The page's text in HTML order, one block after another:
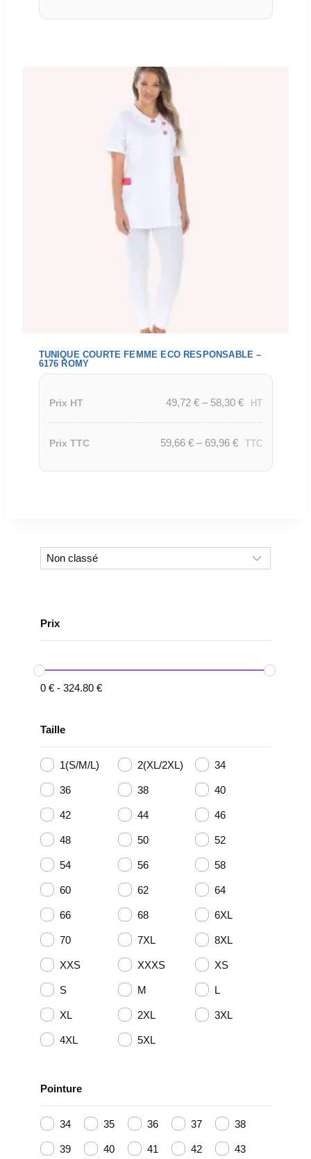
TUNIQUE COURTE FEMME ECO RESPONSABLE –
6176 ROMY
Prix HT 49,72 €– 58,30 € HT
Prix TTC 59,66 €– 69,96 € TTC
Prix
0 € - 324.80 €
Taille
1(S/M/L) 2(XL/2XL) 34
36 38 40
42 44 46
48 50 52
54 56 58
60 62 64
66 68 6XL
70 7XL 8XL
XXS XXXS XS
S M L
XL 2XL 3XL
4XL 5XL
Pointure
34 35 36 37 38
39 40 41 42 43